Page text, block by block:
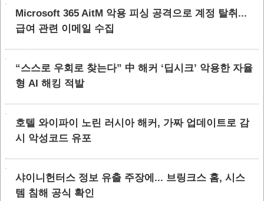
Microsoft 365 AitM 악용 피싱 공격으로 계정 탈취...
급여 관련 이메일 수집
“스스로 우회로 찾는다” 中 해커 ‘딥시크’ 악용한 자율
형 AI 해킹 적발
호텔 와이파이 노린 러시아 해커, 가짜 업데이트로 감
시 악성코드 유포
샤이니헌터스 정보 유출 주장에... 브링크스 홈, 시스
템 침해 공식 확인